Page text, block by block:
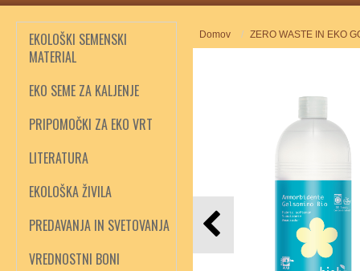
EKOLOŠKI SEMENSKI
MATERIAL
EKO SEME ZA KALJENJE
PRIPOMOČKI ZA EKO VRT
LITERATURA
EKOLOŠKA ŽIVILA
PREDAVANJA IN SVETOVANJA
VREDNOSTNI BONI
Domov ZERO WASTE IN EKO